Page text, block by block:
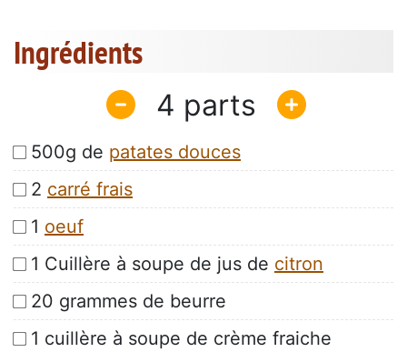
Ingrédients
4
500g de patates douces
2 carré frais
1 oeuf
1 Cuillère à soupe de jus de citron
20 grammes de beurre
1 cuillère à soupe de crème fraiche